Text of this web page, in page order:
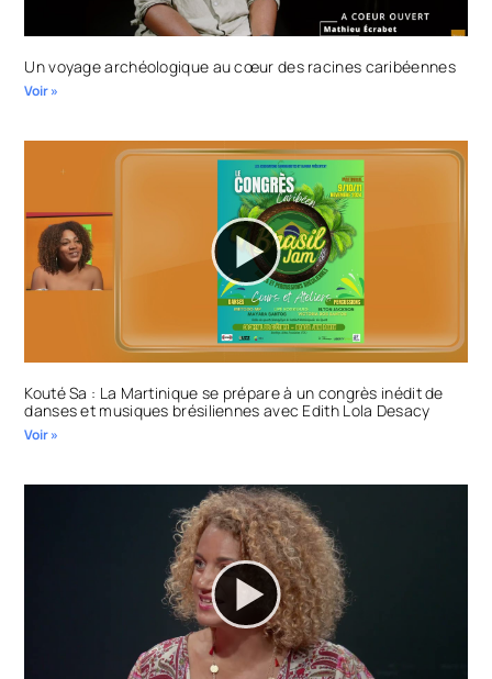
Un voyage archéologique au cœur des racines caribéennes
Voir »
Kouté Sa : La Martinique se prépare à un congrès inédit de
danses et musiques brésiliennes avec Edith Lola Desacy
Voir »